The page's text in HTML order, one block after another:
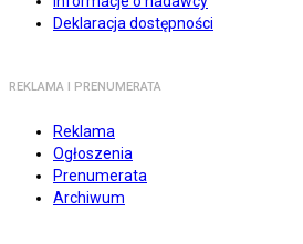
Deklaracja dostępności
REKLAMA I PRENUMERATA
Reklama
Ogłoszenia
Prenumerata
Archiwum